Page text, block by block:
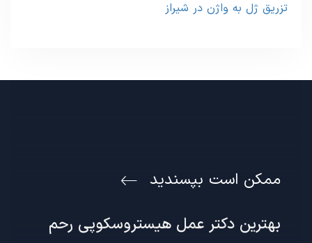
تزریق ژل به واژن در شیراز
ممکن است بپسندید
بهترین دکتر عمل هیستروسکوپی رحم